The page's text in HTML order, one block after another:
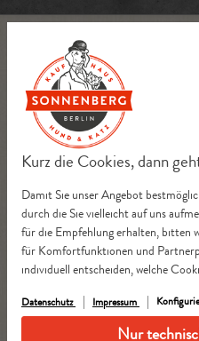
Kurz die Cookies, dann
Damit Sie unser Angebot
durch die Sie vielleicht auf uns
für die Empfehlung erhalten, bitten
für Komfortfunktionen und
individuell entscheiden, welche
Datenschutz Impressum
Nur